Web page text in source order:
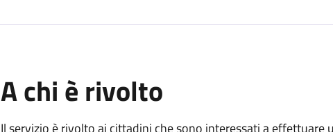
A chi è rivolto
Il servizio è rivolto ai cittadini che sono interessati a effettuare